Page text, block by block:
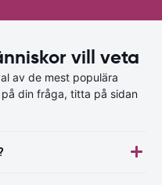
vill veta
av de mest populära
din fråga, titta på sidan